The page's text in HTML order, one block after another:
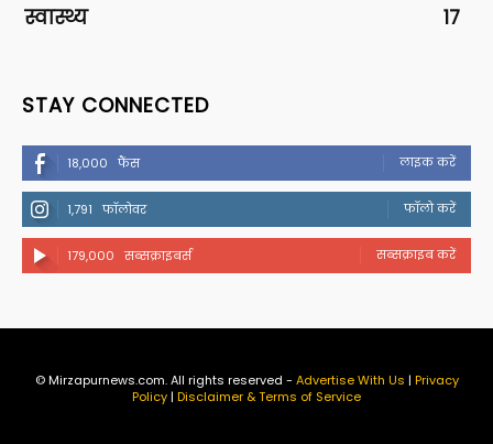
स्वास्थ्य
17
STAY CONNECTED
18,000 फैंस लाइक करें
1,791 फॉलोवर फॉलो करें
179,000 सब्सक्राइबर्स सब्सक्राइब करें
© Mirzapurnews.com. All rights reserved - Advertise With Us | Privacy
Policy| Disclaimer & Terms of Service